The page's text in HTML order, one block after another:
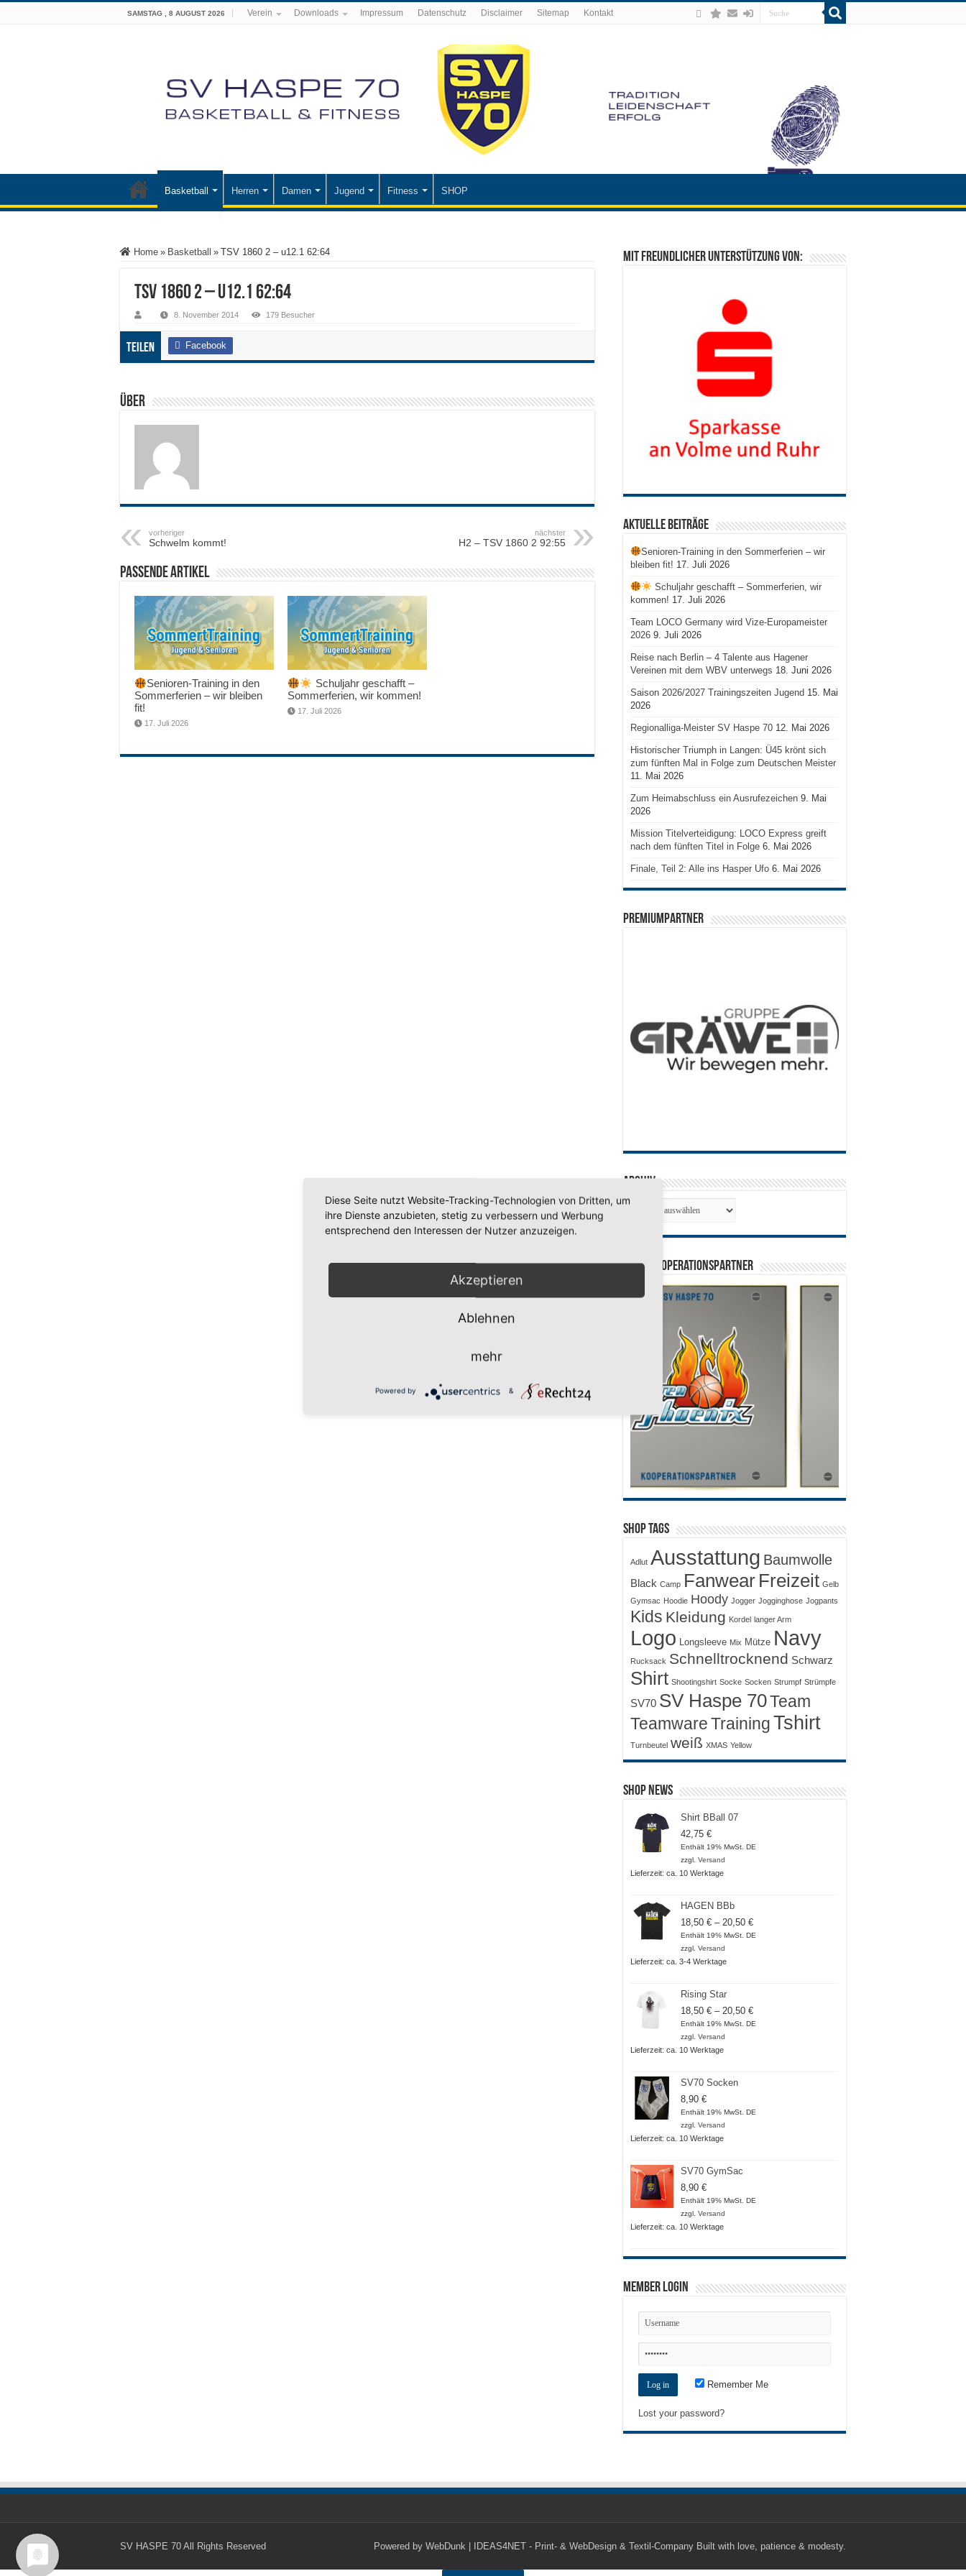
SAMSTAG , 8 AUGUST 2026 Verein Downloads Impressum Datenschutz Disclaimer Sitemap Kontakt
Basketball Herren Damen Jugend Fitness SHOP
Home » Basketball » TSV 1860 2 – u12.1 62:64
TSV 1860 2 – u12.1 62:64
8. November 2014 179 Besucher
Teilen Facebook
Über
vorheriger
Schwelm kommt!
nächster
H2 – TSV 1860 2 92:55
Passende Artikel
Senioren-Training in den
Sommerferien – wir bleiben
fit!
17. Juli 2026
Schuljahr geschafft –
Sommerferien, wir kommen!
17. Juli 2026
Mit freundlicher Unterstützung von:
Aktuelle Beiträge
Senioren-Training in den Sommerferien – wir
bleiben fit! 17. Juli 2026
Schuljahr geschafft – Sommerferien, wir
kommen! 17. Juli 2026
Team LOCO Germany wird Vize-Europameister
2026 9. Juli 2026
Reise nach Berlin – 4 Talente aus Hagener
Vereinen mit dem WBV unterwegs 18. Juni 2026
Saison 2026/2027 Trainingszeiten Jugend 15. Mai
2026
Regionalliga-Meister SV Haspe 70 12. Mai 2026
Historischer Triumph in Langen: Ü45 krönt sich
zum fünften Mal in Folge zum Deutschen Meister
11. Mai 2026
Zum Heimabschluss ein Ausrufezeichen 9. Mai
2026
Mission Titelverteidigung: LOCO Express greift
nach dem fünften Titel in Folge 6. Mai 2026
Finale, Teil 2: Alle ins Hasper Ufo 6. Mai 2026
PREMIUMPARTNER
Archiv
SV 70 Kooperationspartner
Shop Tags
Adlut Ausstattung Baumwolle
Black Camp Fanwear Freizeit Gelb
Gymsac Hoodie Hoody Jogger Jogginghose Jogpants
Kids Kleidung Kordel langer Arm
Logo Longsleeve Mix Mütze Navy
Rucksack Schnelltrocknend Schwarz
Shirt Shootingshirt Socke Socken Strumpf Strümpfe
SV70 SV Haspe 70Team
Teamware TrainingTshirt
Turnbeutel weiß XMAS Yellow
Shop News
Shirt BBall 07
42,75 €
Enthält 19% MwSt. DE
zzgl. Versand
Lieferzeit: ca. 10 Werktage
HAGEN BBb
18,50 € – 20,50 €Preisspanne:
18,50 €
Enthält 19% MwSt. DE
zzgl. Versand
Lieferzeit: ca. 3-4 Werktage
Rising Star
18,50 € – 20,50 €Preisspanne:
18,50 €
Enthält 19% MwSt. DE
zzgl. Versand
Lieferzeit: ca. 10 Werktage
SV70 Socken
8,90 €
Enthält 19% MwSt. DE
zzgl. Versand
Lieferzeit: ca. 10 Werktage
SV70 GymSac
8,90 €
Enthält 19% MwSt. DE
zzgl. Versand
Lieferzeit: ca. 10 Werktage
Member Login
Remember Me
Lost your password?
Powered by WebDunk | IDEAS4NET - Print- & WebDesign & Textil-Company Built with love, patience & modesty.
SV HASPE 70 All Rights Reserved
Diese Seite nutzt Website-Tracking-Technologien von Dritten, um
ihre Dienste anzubieten, stetig zu verbessern und Werbung
entsprechend den Interessen der Nutzer anzuzeigen.
Akzeptieren
Ablehnen
mehr
Powered by &